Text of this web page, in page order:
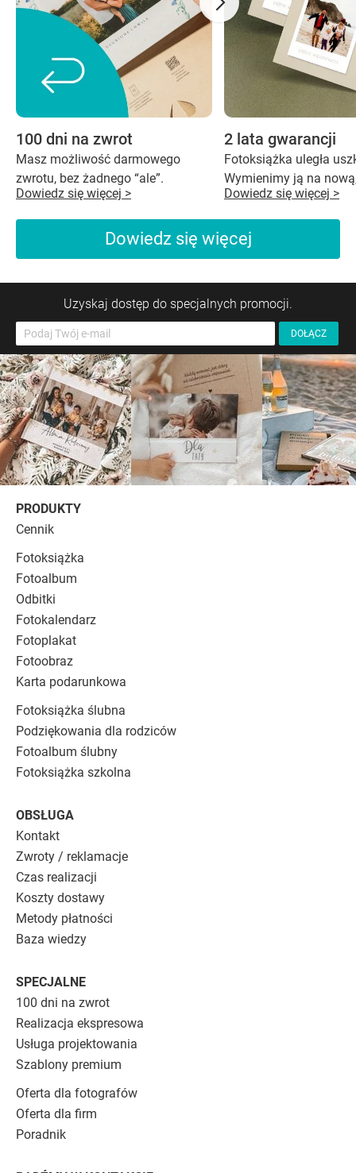
100 dni na zwrot
Masz możliwość darmowego
zwrotu, bez żadnego “ale”.
Dowiedz się więcej >
2 lata gwarancji
Fotoksiążka uległa
Wymienimy ją na
Dowiedz się więcej >
Dowiedz się więcej
Uzyskaj dostęp do specjalnych promocji.
PRODUKTY
Cennik
Fotoksiążka
Fotoalbum
Odbitki
Fotokalendarz
Fotoplakat
Fotoobraz
Karta podarunkowa
Fotoksiążka ślubna
Podziękowania dla rodziców
Fotoalbum ślubny
Fotoksiążka szkolna
OBSŁUGA
Kontakt
Zwroty / reklamacje
Czas realizacji
Koszty dostawy
Metody płatności
Baza wiedzy
SPECJALNE
100 dni na zwrot
Realizacja ekspresowa
Usługa projektowania
Szablony premium
Oferta dla fotografów
Oferta dla firm
Poradnik